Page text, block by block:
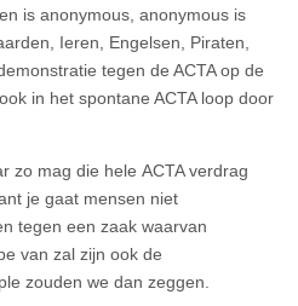
is anonymous, anonymous is
Ieren, Engelsen, Piraten,
tegen de ACTA op de
in het spontane ACTA loop door
zo mag die hele ACTA verdrag
je gaat mensen niet
tegen een zaak waarvan
van zal zijn ook de
zouden we dan zeggen.